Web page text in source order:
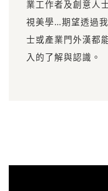
業工作者及創意人
視美學…期望透過
士或產業門外漢都
入的了解與認識。